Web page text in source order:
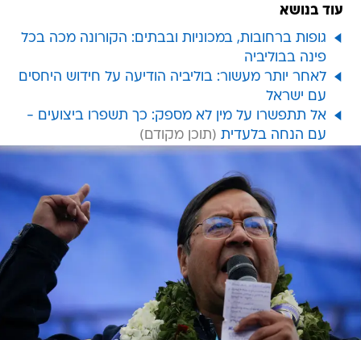
עוד בנושא
גופות ברחובות, במכוניות ובבתים: הקורונה מכה בכל
פינה בבוליביה
לאחר יותר מעשור: בוליביה הודיעה על חידוש היחסים
עם ישראל
אל תתפשרו על מין לא מספק: כך תשפרו ביצועים -
עם הנחה בלעדית